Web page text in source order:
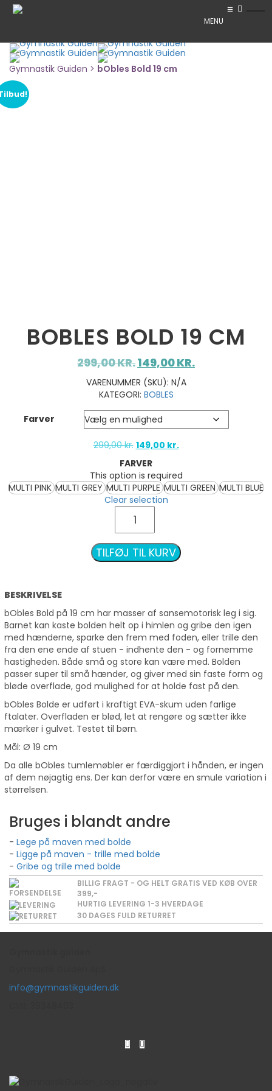
MENU
Gymnastik Guiden > bObles Bold 19 cm
BOBLES BOLD 19 CM
299,00KR.DEN
OPRINDELIGE
PRIS
VAR:
299,00 KR..
149,00KR.DEN
ER:
149,00 KR..
VARENUMMER (SKU): N/A
KATEGORI: BOBLES
Farver
299,00kr. Den
pris
var:
299,00 kr..
149,00 kr.Den
pris
er:
149,00 kr..
FARVER
This option is required
MULTI PINKMULTI GREYMULTI PURPLEMULTI GREENMULTI BLUE
Clear selection
Bold
19
cm
antal
TILFØJ TIL KURV
BESKRIVELSE
bObles Bold på 19 cm har masser af sansemotorisk leg i sig.
Barnet kan kaste bolden helt op i himlen og gribe den igen
med hænderne, sparke den frem med foden, eller trille den
fra den ene ende af stuen - indhente den - og fornemme
hastigheden. Både små og store kan være med. Bolden
passer super til små hænder, og giver med sin faste form og
bløde overflade, god mulighed for at holde fast på den.
bObles Bolde er udført i kraftigt EVA-skum uden farlige
ftalater. Overfladen er blød, let at rengøre og sætter ikke
mærker i gulvet. Testet til børn.
Mål: Ø 19 cm
Da alle bObles tumlemøbler er færdiggjort i hånden, er ingen
af dem nøjagtig ens. Der kan derfor være en smule variation i
størrelsen.
Bruges i blandt andre
Lege på maven med bolde
Ligge på maven - trille med bolde
Gribe og trille med bolde
BILLIG FRAGT - OG HELT GRATIS VED KØB OVER
399,-
HURTIG LEVERING 1-3 HVERDAGE
30 DAGES FULD RETURRET
info@gymnastikguiden.dk